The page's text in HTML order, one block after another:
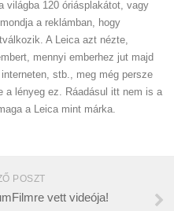
világba 120 óriásplakátot, vagy
a reklámban, hogy
A Leica azt nézte,
mennyi emberhez jut majd
stb., meg még persze
a lényeg ez. Ráadásul itt nem is a
a Leica mint márka.
POSZT
vett videója!